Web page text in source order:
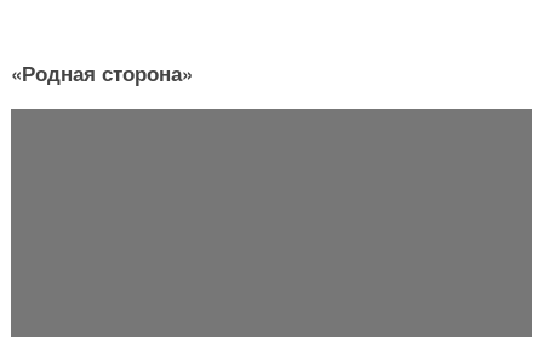
«Родная сторона»